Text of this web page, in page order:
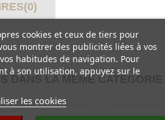
DANS LA MÊME CATÉGORIE
cookies et ceux de tiers pour
montrer des publicités liées à vos
habitudes de navigation. Pour
à son utilisation, appuyez sur le
les cookies